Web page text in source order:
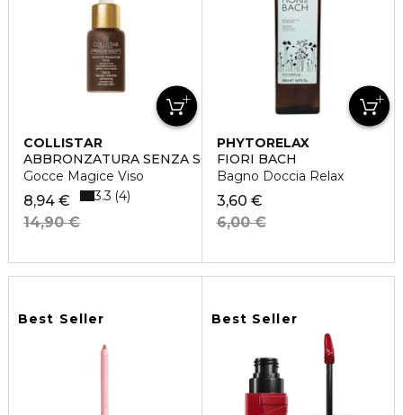
COLLISTAR
ABBRONZATURA SENZA SOLE
Gocce Magice Viso
8,94 €
14,90 €
3.3 4
PHYTORELAX
FIORI BACH
Bagno Doccia Relax
3,60 €
6,00 €
Best Seller Best Seller